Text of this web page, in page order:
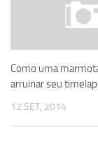
Como uma
arruinar seu
12 SET, 2014